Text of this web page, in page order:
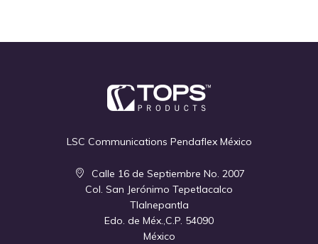
LSC Communications Pendaflex México
Calle 16 de Septiembre No. 2007
Col. San Jerónimo Tepetlacalco
Tlalnepantla
Edo. de Méx.,C.P. 54090
México